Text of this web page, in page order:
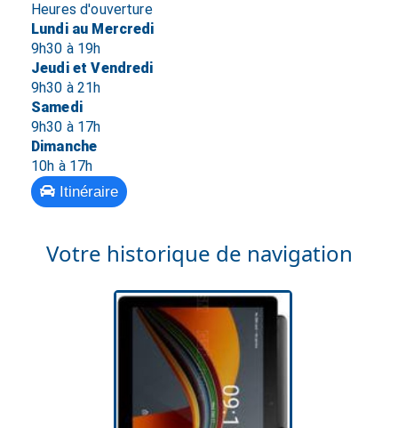
Heures d'ouverture
Lundi au Mercredi
9h30 à 19h
Jeudi et Vendredi
9h30 à 21h
Samedi
9h30 à 17h
Dimanche
10h à 17h
Itinéraire
Votre historique de navigation